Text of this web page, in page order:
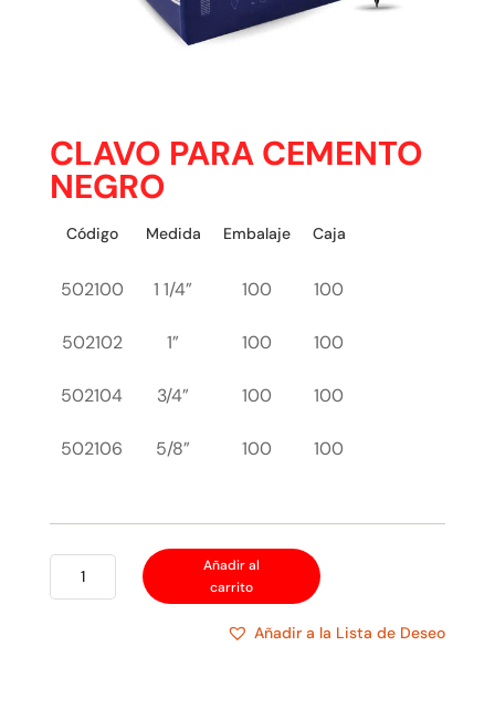
CLAVO PARA CEMENTO
NEGRO
Código Medida Embalaje Caja
502100 1 1/4” 100 100
502102 1” 100 100
502104 3/4” 100 100
502106 5/8” 100 100
Añadir al
carrito
Añadir a la Lista de Deseo